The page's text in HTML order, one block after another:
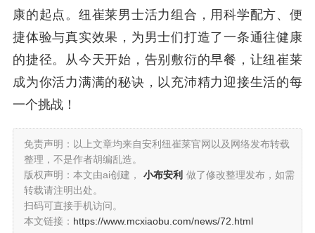
康的起点。纽崔莱男士活力组合，用科学配方、便
捷体验与真实效果，为男士们打造了一条通往健康
的捷径。从今天开始，告别敷衍的早餐，让纽崔莱
成为你活力满满的秘诀，以充沛精力迎接生活的每
一个挑战！
免责声明：以上文章均来自安利纽崔莱官网以及网络发布转载
整理，不是作者胡编乱造。
版权声明：本文由ai创建，
小布安利 做了修改整理发布，如需
转载请注明出处。
扫码可直接手机访问。
本文链接： https://www.mcxiaobu.com/news/72.html